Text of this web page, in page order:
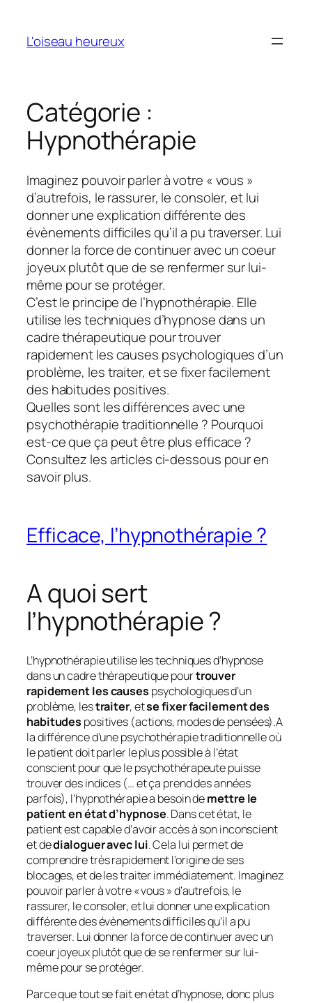
contenu
L'oiseau heureux
Catégorie :
Hypnothérapie
Imaginez pouvoir parler à votre « vous »
d’autrefois, le rassurer, le consoler, et lui
donner une explication différente des
évènements difficiles qu’il a pu traverser. Lui
donner la force de continuer avec un coeur
joyeux plutôt que de se renfermer sur lui-
même pour se protéger.
C’est le principe de l’hypnothérapie. Elle
utilise les techniques d’hypnose dans un
cadre thérapeutique pour trouver
rapidement les causes psychologiques d’un
problème, les traiter, et se fixer facilement
des habitudes positives.
Quelles sont les différences avec une
psychothérapie traditionnelle ? Pourquoi
est-ce que ça peut être plus efficace ?
Consultez les articles ci-dessous pour en
savoir plus.
Efficace, l’hypnothérapie ?
A quoi sert
l’hypnothérapie ?
L’hypnothérapie utilise les techniques d’hypnose
dans un cadre thérapeutique pourtrouver
rapidement les causes psychologiques d’un
problème, lestraiter, etse fixer facilement des
habitudes positives (actions, modes de pensées).A
la différence d’une psychothérapie traditionnelle où
le patient doit parler le plus possible à l’état
conscient pour que le psychothérapeute puisse
trouver des indices (… et ça prend des années
parfois), l’hypnothérapie a besoin demettre le
patient en état d’hypnose. Dans cet état, le
patient est capable d’avoir accès à son inconscient
et dedialoguer avec lui. Cela lui permet de
comprendre très rapidement l’origine de ses
blocages, et de les traiter immédiatement. Imaginez
pouvoir parler à votre « vous » d’autrefois, le
rassurer, le consoler, et lui donner une explication
différente des évènements difficiles qu’il a pu
traverser. Lui donner la force de continuer avec un
coeur joyeux plutôt que de se renfermer sur lui-
même pour se protéger.
Parce que tout se fait en état d’hypnose, donc plus